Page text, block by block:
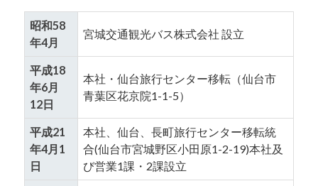
昭和58
年4月
宮城交通観光バス株式会社 設立
平成18
年6月
12日
本社・仙台旅行センター移転（仙台市
青葉区花京院1-1-5）
平成21
年4月1
日
本社、仙台、長町旅行センター移転統
合(仙台市宮城野区小田原1-2-19)本社及
び営業1課・2課設立